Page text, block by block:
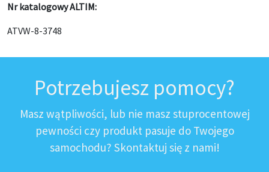
Nr katalogowy ALTIM:
ATVW-8-3748
Potrzebujesz pomocy?
Masz wątpliwości, lub nie masz stuprocentowej
pewności czy produkt pasuje do Twojego
samochodu? Skontaktuj się z nami!